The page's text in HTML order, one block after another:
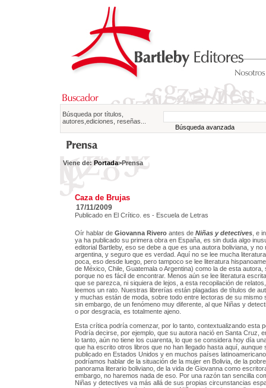
Búsqueda por títulos,
autores,ediciones, reseñas...
Búsqueda avanzada
Viene de: Portada>Prensa
Caza de Brujas
17/11/2009
Publicado en El Crítico. es - Escuela de Letras
Oír hablar de Giovanna Riveroantes de Niñas y detectives, e
ya ha publicado su primera obra en España, es sin duda algo
editorial Bartleby, eso se debe a que es una autora boliviana, y no
argentina, y seguro que es verdad. Aquí no se lee mucha
poca, eso desde luego, pero tampoco se lee literatura
de México, Chile, Guatemala o Argentina) como la de esta autora,
porque no es fácil de encontrar. Menos aún se lee literatura
que se parezca, ni siquiera de lejos, a esta recopilación de
leemos un rato. Nuestras librerías están plagadas de títulos de
y muchas están de moda, sobre todo entre lectoras de su mismo
sin embargo, de un fenómeno muy diferente, al que Niñas y
o por desgracia, es totalmente ajeno.
Esta crítica podría comenzar, por lo tanto, contextualizando esta
Podría decirse, por ejemplo, que su autora nació en Santa Cruz,
lo tanto, aún no tiene los cuarenta, lo que se considera hoy día
que ha escrito otros libros que no han llegado hasta aquí, aunque
publicado en Estados Unidos y en muchos países
podríamos hablar de la situación de la mujer en Bolivia, de la
panorama literario boliviano, de la vida de Giovanna como
embargo, no haremos nada de eso. Por una razón tan sencilla
Niñas y detectives va más allá de sus propias circunstancias